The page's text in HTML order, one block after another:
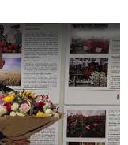
květiny z Florea